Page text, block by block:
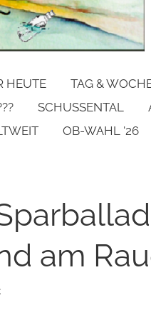
HEUTE TAG &
SCHUSSENTAL
OB-WAHL '26
am